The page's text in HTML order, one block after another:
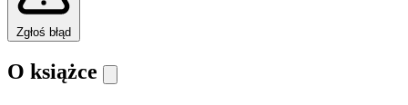
Zgłoś błąd
O książce